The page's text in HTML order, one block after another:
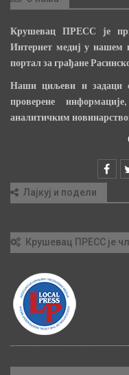
Крушевац ПРЕСС је
Интернет медиј у нашем
портал за грађане
Наши циљеви и задаци
проверене
аналитичким
Лајкуј и подели
Крушевац ПРЕСС је